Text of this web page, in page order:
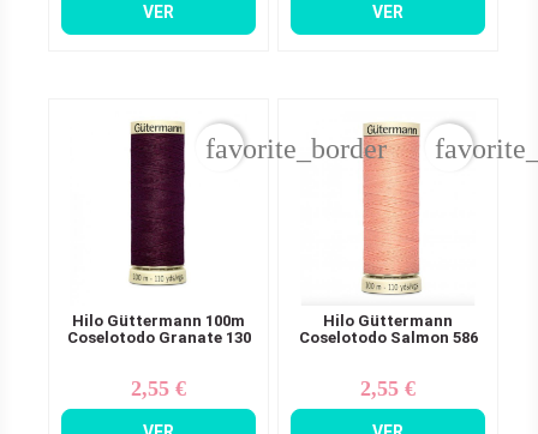
VER VER
Hilo Güttermann 100m
Coselotodo Granate 130
Precio
2,55 €
favorite_border
Hilo Güttermann
Coselotodo Salmon 586
Precio
2,55 €